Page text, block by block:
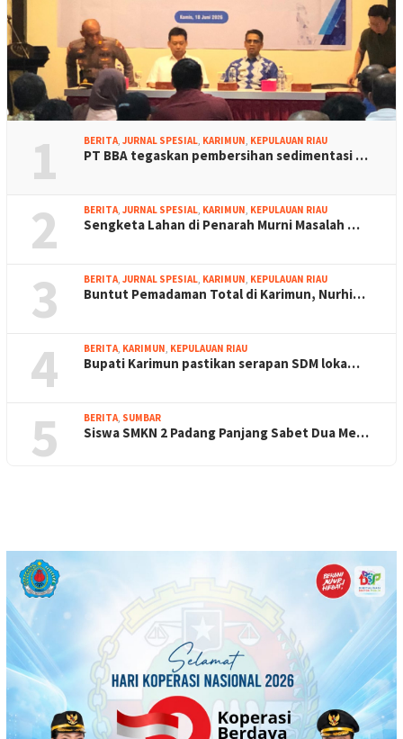
1 BERITA JURNAL SPESIAL KARIMUN KEPULAUAN RIAU
PT BBA tegaskan pembersihan sedimentasi …
2 BERITA JURNAL SPESIAL KARIMUN KEPULAUAN RIAU
Sengketa Lahan di Penarah Murni Masalah …
3 BERITA JURNAL SPESIAL KARIMUN KEPULAUAN RIAU
Buntut Pemadaman Total di Karimun, Nurhi…
4 BERITA KARIMUN KEPULAUAN RIAU
Bupati Karimun pastikan serapan SDM loka…
5 BERITA SUMBAR
Siswa SMKN 2 Padang Panjang Sabet Dua Me…